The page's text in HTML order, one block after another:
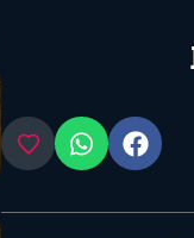
פייסבוקווטסאפ